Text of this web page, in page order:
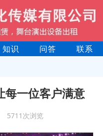
知识 问答 联系
每一位客户满意
5711次浏览